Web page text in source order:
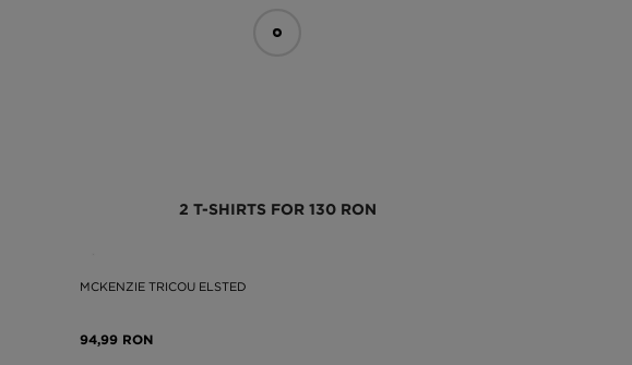
2 T-SHIRTS FOR 130 RON
MCKENZIE TRICOU ELSTED
94,99 RON